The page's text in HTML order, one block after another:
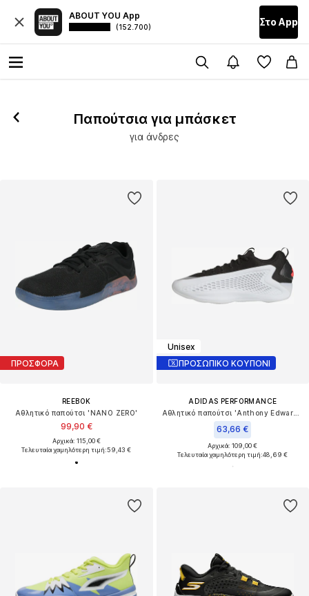
ABOUT YOU App
(152.700) Στο Αpp
Παπούτσια για μπάσκετ
για άνδρες
ΠΡΟΣΦΟΡΑ
REEBOK
Αθλητικό παπούτσι 'NANO ZERO'
99,90 €
Αρχικά: 115,00 €
Τελευταία χαμηλότερη τιμή:59,43 €
Unisex
ΠΡΟΣΩΠΙΚΟ ΚΟΥΠΟΝΙ
ADIDAS PERFORMANCE
63,66 €
Αρχικά: 109,00 €
Τελευταία χαμηλότερη τιμή:48,69 €